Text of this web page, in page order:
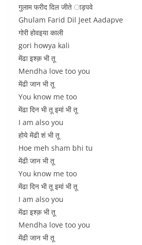
गुलाम फरीद दिल जीते ाड़पवे
Ghulam Farid Dil Jeet Aadapve
गोरी होवइया काली
gori howya kali
मेंढा इश्क़ भी तू
Mendha love too you
मेंढी जान भी तू
You know me too
मेंढा दिन भी तू इमां भी तू
I am also you
होये मेंढी शं भी तू
Hoe meh sham bhi tu
मेंढी जान भी तू
You know me too
मेंढा दिन भी तू इमां भी तू
I am also you
मेंढा इश्क़ भी तू
Mendha love too you
मेंढी जान भी तू